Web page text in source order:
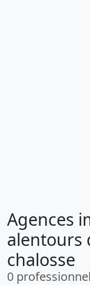
Agences
alentours
chalosse
0